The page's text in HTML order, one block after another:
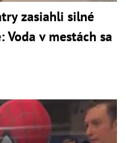
zasiahli silné
v mestách sa